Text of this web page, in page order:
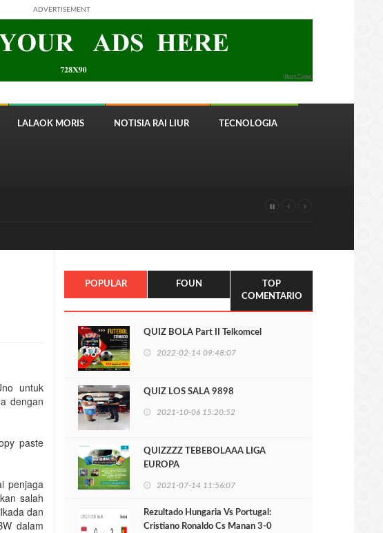
ADVERTISEMENT
LALAOK MORIS NOTISIA RAI LIUR TECNOLOGIA
untuk
dengan
paste
penjaga
salah
dan
dalam
POPULAR FOUN
TOP
COMENTARIO
QUIZ BOLA Part II Telkomcel
2022-02-14 09:48:07
QUIZ LOS SALA 9898
2021-10-06 15:20:52
QUIZZZZ TEBEBOLAAA LIGA
EUROPA
2021-07-14 11:56:07
Rezultado Hungaria Vs Portugal:
Cristiano Ronaldo Cs Manan 3-0